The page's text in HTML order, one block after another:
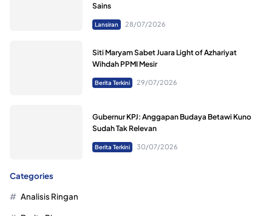
Sains
Lansiran 28/07/2026
Siti Maryam Sabet Juara Light of Azhariyat
Wihdah PPMI Mesir
Berita Terkini 29/07/2026
Gubernur KPJ: Anggapan Budaya Betawi Kuno
Sudah Tak Relevan
Berita Terkini 30/07/2026
Categories
Analisis Ringan